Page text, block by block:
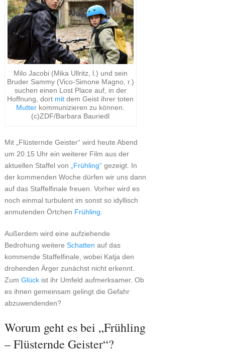
Milo Jacobi (Mika Ullritz, l.) und sein
Bruder Sammy (Vico-Simone Magno, r.)
suchen einen Lost Place auf, in der
Hoffnung, dort mit dem Geist ihrer toten
Mutter kommunizieren zu können.
(c)ZDF/Barbara Bauriedl
Mit „Flüsternde Geister“ wird heute Abend
um 20.15 Uhr ein weiterer Film aus der
aktuellen Staffel von „Frühling“gezeigt. In
der kommenden Woche dürfen wir uns dann
auf das Staffelfinale freuen. Vorher wird es
noch einmal turbulent im sonst so idyllisch
anmutenden Örtchen Frühling.
Außerdem wird eine aufziehende
Bedrohung weitere Schatten auf das
kommende Staffelfinale, wobei Katja den
drohenden Ärger zunächst nicht erkennt.
Zum Glückist ihr Umfeld aufmerksamer. Ob
es ihnen gemeinsam gelingt die Gefahr
abzuwendenden?
Worum geht es bei „Frühling
– Flüsternde Geister“?